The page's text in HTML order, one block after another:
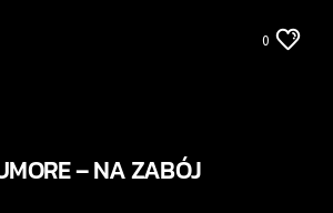
0
– NA ZABÓJ